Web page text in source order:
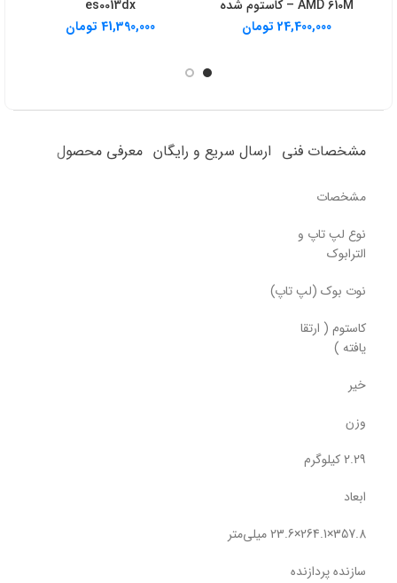
AMD 610M – کاستوم شده
24,400,000 تومان
es0013dx
41,390,000 تومان
مشخصات فنی ارسال سریع و رایگان معرفی محصول
مشخصات
نوع لپ تاپ و
الترابوک
نوت بوک (لپ تاپ)
کاستوم ( ارتقا
یافته )
خیر
وزن
2.29 کیلوگرم
ابعاد
357.8×264.1×23.6 میلی‌متر
سازنده پردازنده